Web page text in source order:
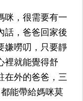
咪，很需要有一
話，爸爸回家後
嫌嘮叨，只要靜
裡就能覺得舒
在外的爸爸，三
能帶給媽咪莫